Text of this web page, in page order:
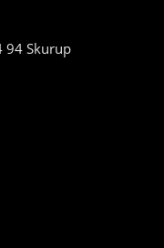
94 Skurup